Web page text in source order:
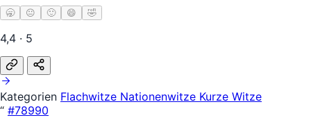
🥱 😐 🙂 😄 🤣
4,4 · 5
Kategorien Flachwitze Nationenwitze Kurze Witze
“ #78990